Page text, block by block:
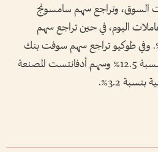
السوق، وتراجع سهم سامسونج
بنسبة 5.3% في تعاملات اليوم، في حين تراجع سهم
هاينكس بنسبة 8.4%. وفي طوكيو تراجع سهم سوفت بنك
جروب العملاقة للتكنولوجيا بنسبة 12.5% وسهم أدفانتست المصنعة
3.2%.